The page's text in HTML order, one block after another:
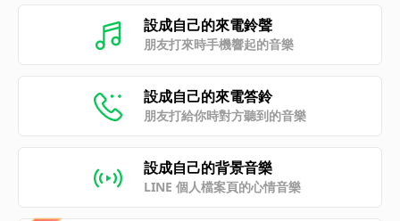
設成自己的來電鈴聲
朋友打來時手機響起的音樂
設成自己的來電答鈴
朋友打給你時對方聽到的音樂
設成自己的背景音樂
LINE 個人檔案頁的心情音樂